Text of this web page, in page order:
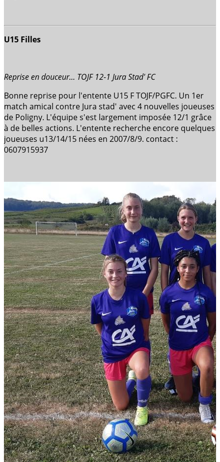
U15 Filles
Reprise en douceur... TOJF 12-1 Jura Stad' FC
Bonne reprise pour l'entente U15 F TOJF/PGFC. Un 1er
match amical contre Jura stad' avec 4 nouvelles joueuses
de Poligny. L'équipe s'est largement imposée 12/1 grâce
à de belles actions. L'entente recherche encore quelques
joueuses u13/14/15 nées en 2007/8/9. contact :
0607915937